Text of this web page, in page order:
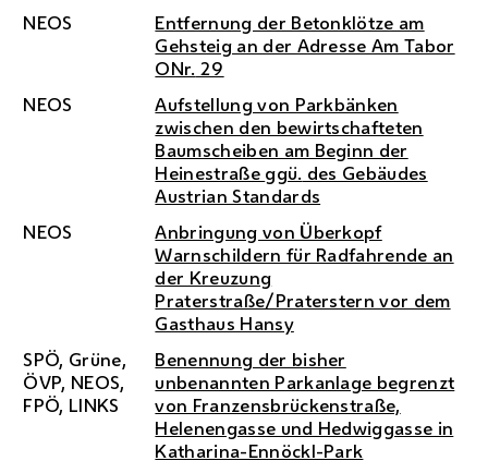
NEOS
Entfernung der Betonklötze am
Gehsteig an der Adresse Am Tabor
ONr. 29
NEOS
Aufstellung von Parkbänken
zwischen den bewirtschafteten
Baumscheiben am Beginn der
Heinestraße ggü. des Gebäudes
Austrian Standards
NEOS
Anbringung von Überkopf
Warnschildern für Radfahrende an
der Kreuzung
Praterstraße/Praterstern vor dem
Gasthaus Hansy
SPÖ, Grüne,
ÖVP, NEOS,
FPÖ, LINKS
Benennung der bisher
unbenannten Parkanlage begrenzt
von Franzensbrückenstraße,
Helenengasse und Hedwiggasse in
Katharina-Ennöckl-Park